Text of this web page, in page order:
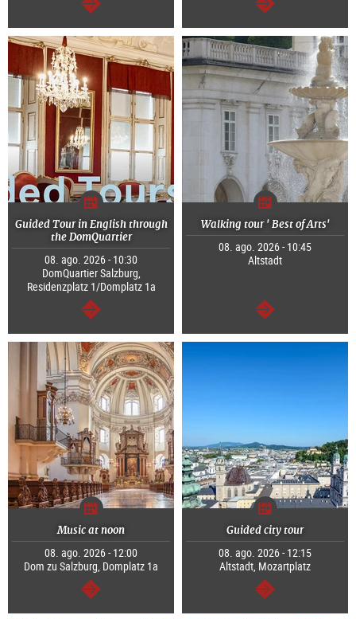
continuar continuar
Guided Tour in English through
the DomQuartier
08. ago. 2026 - 10:30
DomQuartier Salzburg,
Residenzplatz 1/Domplatz 1a
continuar
Walking tour ' Best of Arts'
08. ago. 2026 - 10:45
Altstadt
continuar
Music at noon
08. ago. 2026 - 12:00
Dom zu Salzburg, Domplatz 1a
continuar
Guided city tour
08. ago. 2026 - 12:15
Altstadt, Mozartplatz
continuar